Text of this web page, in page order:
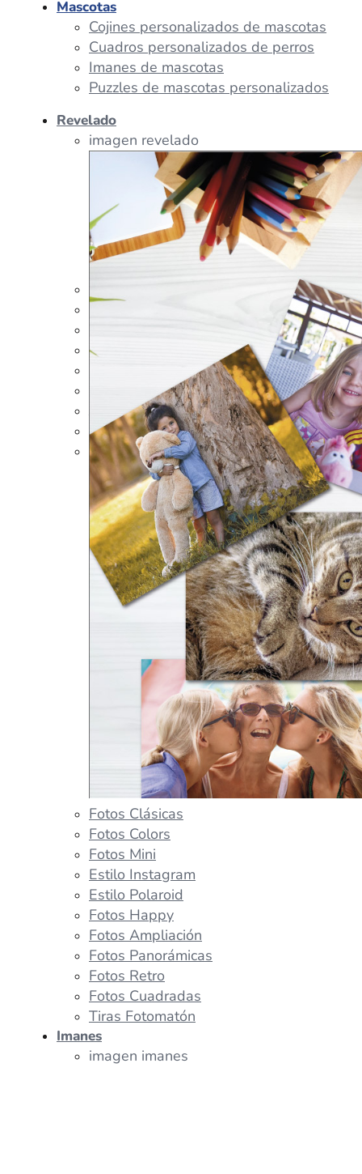
Tazas Personalizadas
Peluches Personalizados
Portalápices Personalizados
Puzles Personalizados
Juegos de Mesa
Alfombrillas Personalizadas
Lámparas LED
Mascotas
Cojines personalizados de mascotas
Cuadros personalizados de perros
Imanes de mascotas
Puzzles de mascotas personalizados
Revelado
imagen revelado
Fotos Clásicas
Fotos Colors
Fotos Mini
Estilo Instagram
Estilo Polaroid
Fotos Happy
Fotos Ampliación
Fotos Panorámicas
Fotos Retro
Fotos Cuadradas
Tiras Fotomatón
Imanes
imagen imanes